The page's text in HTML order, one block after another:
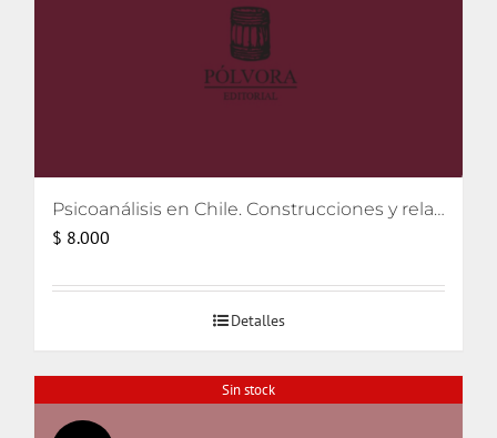
Psicoanálisis en Chile. Construcciones y relatos
$ 8.000
Detalles
Sin stock